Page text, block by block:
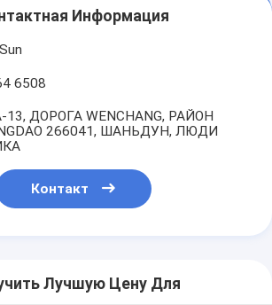
Информация
6508
13, ДОРОГА WENCHANG, РАЙОН
266041, ШАНЬДУН, ЛЮДИ
Контакт
Лучшую Цену Для